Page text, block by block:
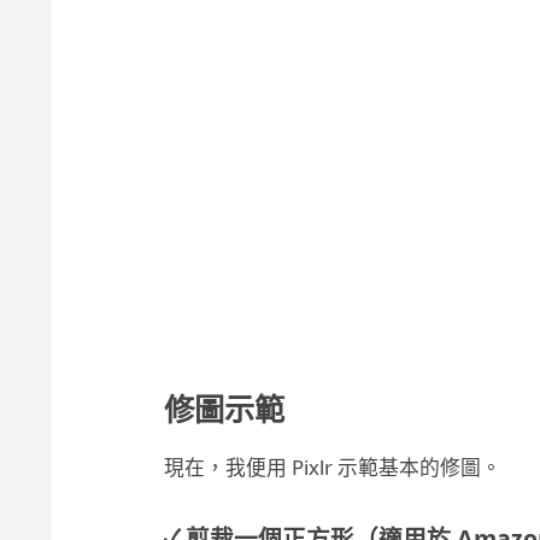
修圖示範
現在，我便用 Pixlr 示範基本的修圖。